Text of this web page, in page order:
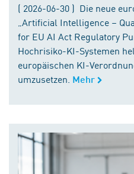
( 2026-06-30 ) Die neue
„Artificial Intelligence –
for EU AI Act Regulatory
Hochrisiko-KI-Systemen
europäischen KI-
umzusetzen. Mehr